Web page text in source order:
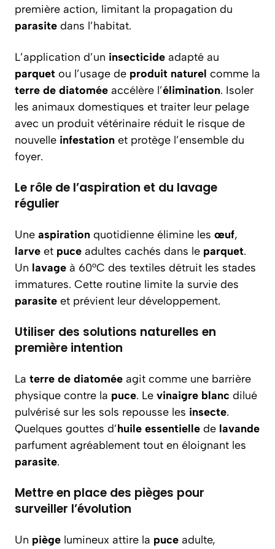
première action, limitant la propagation du
parasite dans l’habitat.
L’application d’un insecticide adapté au
parquet ou l’usage de produit naturel comme la
terre de diatomée accélère l’élimination. Isoler
les animaux domestiques et traiter leur pelage
avec un produit vétérinaire réduit le risque de
nouvelle infestation et protège l’ensemble du
foyer.
Le rôle de l’aspiration et du lavage
régulier
Une aspiration quotidienne élimine les œuf,
larve et puce adultes cachés dans le parquet.
Un lavage à 60°C des textiles détruit les stades
immatures. Cette routine limite la survie des
parasite et prévient leur développement.
Utiliser des solutions naturelles en
première intention
La terre de diatomée agit comme une barrière
physique contre la puce. Le vinaigre blanc dilué
pulvérisé sur les sols repousse les insecte.
Quelques gouttes d’huile essentielle de lavande
parfument agréablement tout en éloignant les
parasite.
Mettre en place des pièges pour
surveiller l’évolution
Un piège lumineux attire la puce adulte,